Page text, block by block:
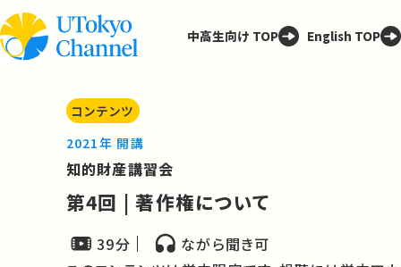
中高生向け TOP English TOP
コンテンツ
2021年 開講
知的財産講習会
第4回 | 著作権について
39分
ながら聞き可